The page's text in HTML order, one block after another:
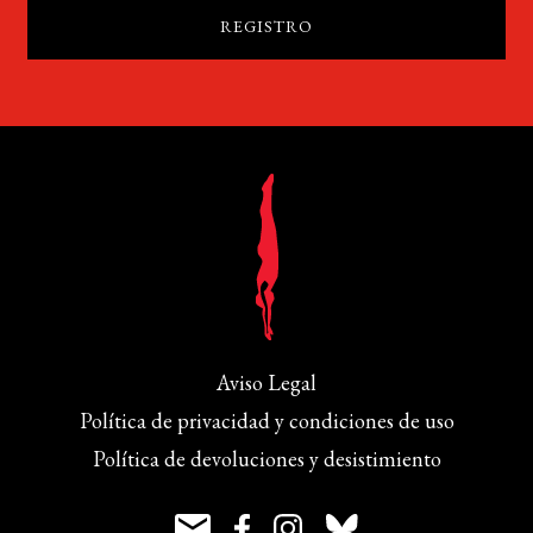
Aviso Legal
Política de privacidad y condiciones de uso
Política de devoluciones y desistimiento